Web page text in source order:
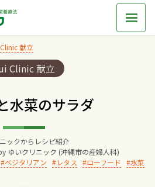
献立
Clinic 献立
水菜のサラダ
ックからレシピ紹介
ゆいクリニック (沖縄市の産婦人科)
ベジタリアン レタス ローフード 水菜
らのごあいさつ